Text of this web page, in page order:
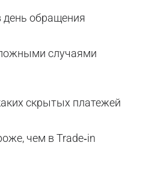
день обращения
случаями
скрытых платежей
чем в Trade‑in